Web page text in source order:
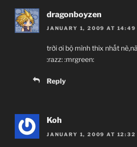
dragonboyzen
JANUARY 1, 2009 AT 14:49
trời ơi bộ mình thix nhất
:razz: :mrgreen:
Reply
Koh
JANUARY 1, 2009 AT 12:32